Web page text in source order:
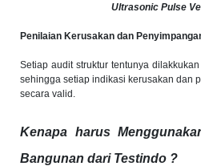
Ultrasonic Pulse
Penilaian Kerusakan dan
Setiap audit struktur tentunya
sehingga setiap indikasi kerusakan dan
secara valid.
Kenapa harus
Bangunan dari Testindo ?